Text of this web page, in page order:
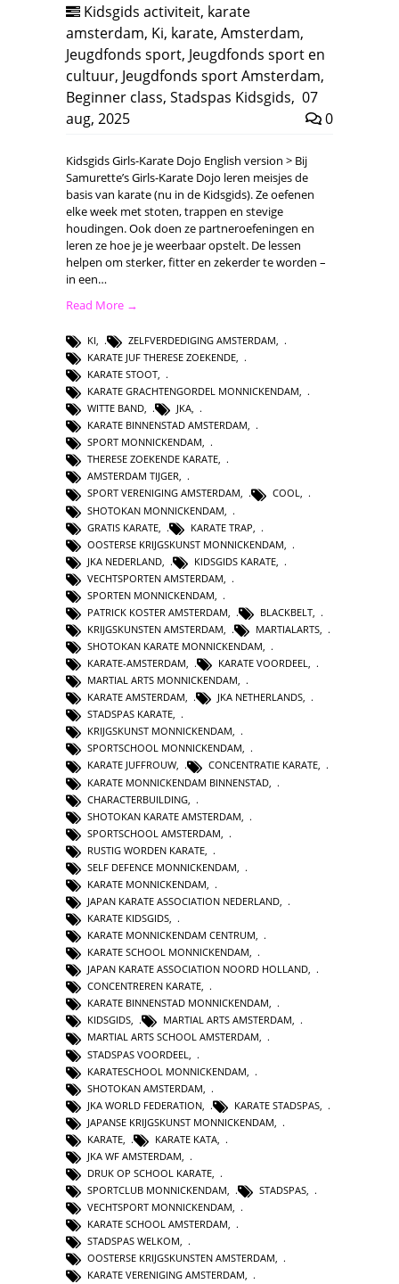
Kidsgids activiteit, karate
amsterdam, Ki, karate, Amsterdam,
Jeugdfonds sport, Jeugdfonds sport en
cultuur, Jeugdfonds sport Amsterdam,
Beginner class, Stadspas Kidsgids, 07
aug, 2025
0
Kidsgids Girls-Karate Dojo English version > Bij
Samurette’s Girls-Karate Dojo leren meisjes de
basis van karate (nu in de Kidsgids). Ze oefenen
elke week met stoten, trappen en stevige
houdingen. Ook doen ze partneroefeningen en
leren ze hoe je je weerbaar opstelt. De lessen
helpen om sterker, fitter en zekerder te worden –
in een…
Read More →
KI ZELFVERDEDIGING AMSTERDAM
KARATE JUF THERESE ZOEKENDE
KARATE STOOT,
KARATE GRACHTENGORDEL MONNICKENDAM,
WITTE BAND, JKA,
KARATE BINNENSTAD AMSTERDAM,
SPORT MONNICKENDAM,
THERESE ZOEKENDE KARATE,
AMSTERDAM TIJGER,
SPORT VERENIGING AMSTERDAM, COOL,
SHOTOKAN MONNICKENDAM
GRATIS KARATE
KARATE TRAP
OOSTERSE KRIJGSKUNST MONNICKENDAM
JKA NEDERLAND
KIDSGIDS KARATE
VECHTSPORTEN AMSTERDAM
SPORTEN MONNICKENDAM
PATRICK KOSTER AMSTERDAM
BLACKBELT
KRIJGSKUNSTEN AMSTERDAM
MARTIALARTS
SHOTOKAN KARATE MONNICKENDAM,
KARATE-AMSTERDAM, KARATE VOORDEEL,
MARTIAL ARTS MONNICKENDAM,
KARATE AMSTERDAM, JKA NETHERLANDS,
STADSPAS KARATE,
KRIJGSKUNST MONNICKENDAM,
SPORTSCHOOL MONNICKENDAM,
KARATE JUFFROUW, CONCENTRATIE KARATE,
KARATE MONNICKENDAM BINNENSTAD
CHARACTERBUILDING
SHOTOKAN KARATE AMSTERDAM
SPORTSCHOOL AMSTERDAM
RUSTIG WORDEN KARATE
SELF DEFENCE MONNICKENDAM
KARATE MONNICKENDAM
JAPAN KARATE ASSOCIATION NEDERLAND
KARATE KIDSGIDS,
KARATE MONNICKENDAM CENTRUM,
KARATE SCHOOL MONNICKENDAM,
JAPAN KARATE ASSOCIATION NOORD HOLLAND,
CONCENTREREN KARATE,
KARATE BINNENSTAD MONNICKENDAM,
KIDSGIDS, MARTIAL ARTS AMSTERDAM,
MARTIAL ARTS SCHOOL AMSTERDAM,
STADSPAS VOORDEEL
KARATESCHOOL MONNICKENDAM
SHOTOKAN AMSTERDAM
JKA WORLD FEDERATION
KARATE STADSPAS
JAPANSE KRIJGSKUNST MONNICKENDAM
KARATE
KARATE KATA
JKA WF AMSTERDAM
DRUK OP SCHOOL KARATE
SPORTCLUB MONNICKENDAM, STADSPAS,
VECHTSPORT MONNICKENDAM,
KARATE SCHOOL AMSTERDAM,
STADSPAS WELKOM,
OOSTERSE KRIJGSKUNSTEN AMSTERDAM,
KARATE VERENIGING AMSTERDAM,